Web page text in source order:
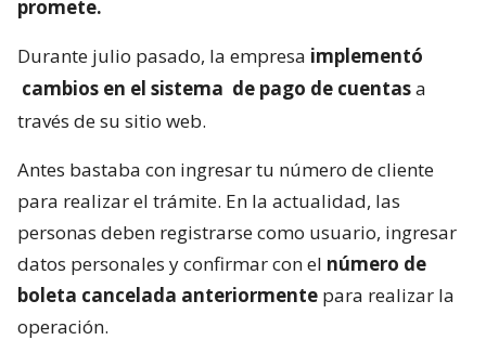
promete.
Durante julio pasado, la empresa implementó
cambios en el sistema de pago de cuentasa
través de su sitio web.
Antes bastaba con ingresar tu número de cliente
para realizar el trámite. En la actualidad, las
personas deben registrarse como usuario, ingresar
datos personales y confirmar con el número de
boleta cancelada anteriormente para realizar la
operación.